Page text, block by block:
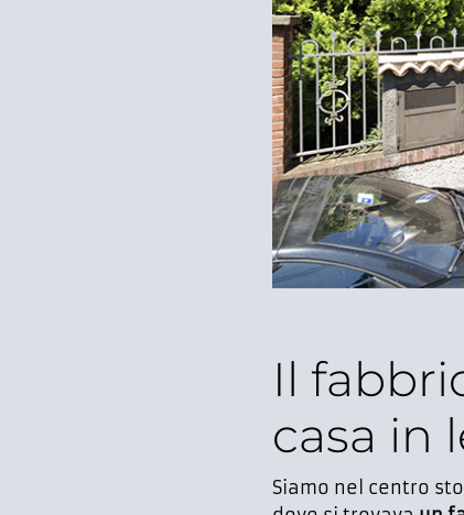
Il
casa in
Siamo nel centro